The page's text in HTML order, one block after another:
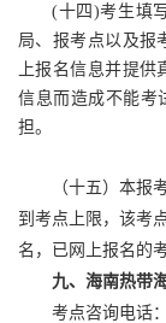
(十四)考生填
局、报考点以及报
上报名信息并提
信息而造成不能考
担。
（十五）本报考
到考点上限，该考
名，已网上报名的
九、海南热带
考点咨询电话：